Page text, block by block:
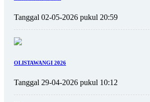
Tanggal 02-05-2026 pukul 20:59
OLISTAWANGI 2026
Tanggal 29-04-2026 pukul 10:12